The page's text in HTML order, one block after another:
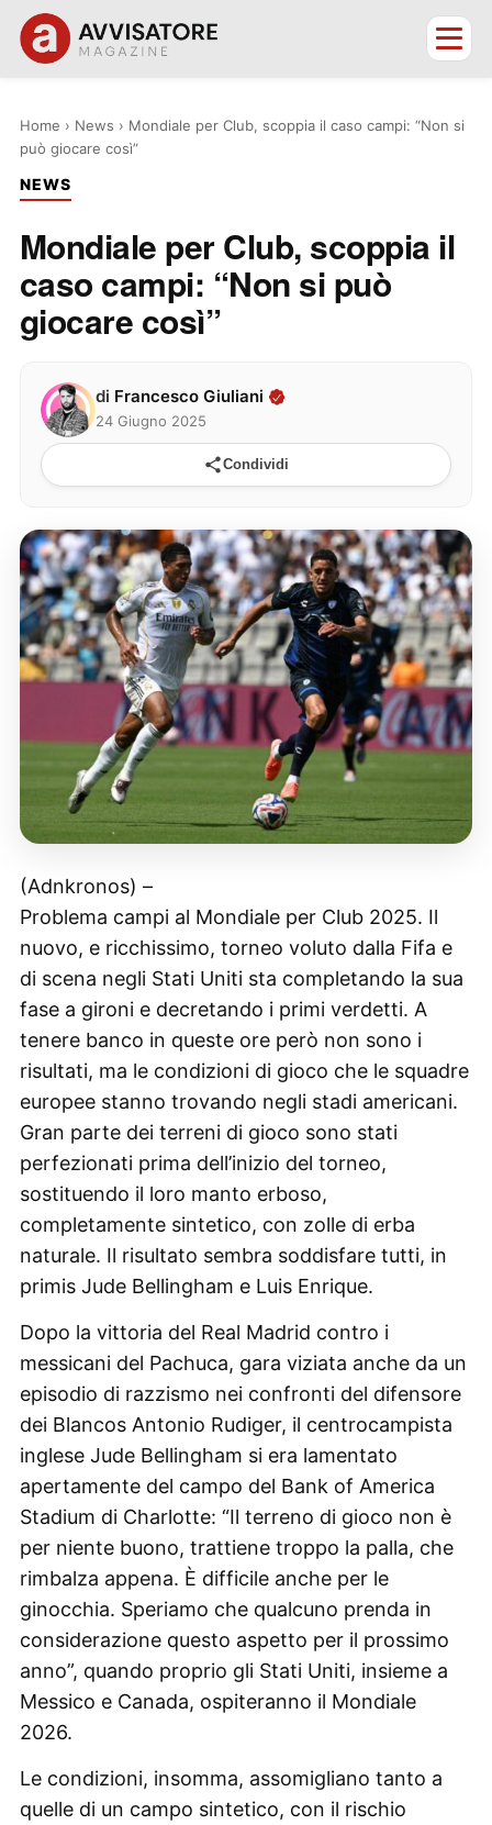
Home › News › Mondiale per Club, scoppia il caso campi: “Non si
può giocare così”
NEWS
Mondiale per Club, scoppia il
caso campi: “Non si può
giocare così”
di Francesco Giuliani
24 Giugno 2025
Condividi
(Adnkronos) –
Problema campi al Mondiale per Club 2025. Il
nuovo, e ricchissimo, torneo voluto dalla Fifa e
di scena negli Stati Uniti sta completando la sua
fase a gironi e decretando i primi verdetti. A
tenere banco in queste ore però non sono i
risultati, ma le condizioni di gioco che le squadre
europee stanno trovando negli stadi americani.
Gran parte dei terreni di gioco sono stati
perfezionati prima dell’inizio del torneo,
sostituendo il loro manto erboso,
completamente sintetico, con zolle di erba
naturale. Il risultato sembra soddisfare tutti, in
primis Jude Bellingham e Luis Enrique.
Dopo la vittoria del Real Madrid contro i
messicani del Pachuca, gara viziata anche da un
episodio di razzismo nei confronti del difensore
dei Blancos Antonio Rudiger, il centrocampista
inglese Jude Bellingham si era lamentato
apertamente del campo del Bank of America
Stadium di Charlotte: “Il terreno di gioco non è
per niente buono, trattiene troppo la palla, che
rimbalza appena. È difficile anche per le
ginocchia. Speriamo che qualcuno prenda in
considerazione questo aspetto per il prossimo
anno”, quando proprio gli Stati Uniti, insieme a
Messico e Canada, ospiteranno il Mondiale
2026.
Le condizioni, insomma, assomigliano tanto a
quelle di un campo sintetico, con il rischio